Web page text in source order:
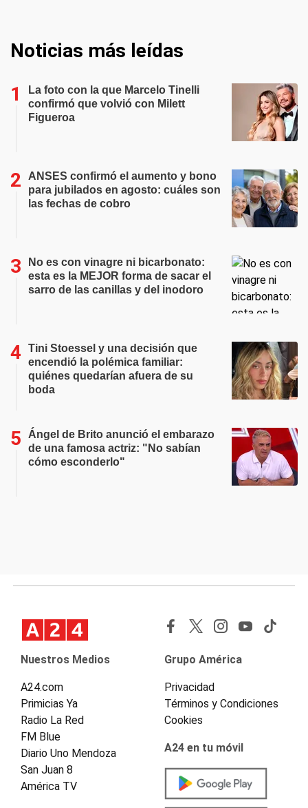
Noticias más leídas
La foto con la que Marcelo Tinelli
confirmó que volvió con Milett
Figueroa
ANSES confirmó el aumento y bono
para jubilados en agosto: cuáles son
las fechas de cobro
No es con vinagre ni bicarbonato:
esta es la MEJOR forma de sacar el
sarro de las canillas y del inodoro
Tini Stoessel y una decisión que
encendió la polémica familiar:
quiénes quedarían afuera de su
boda
Ángel de Brito anunció el embarazo
de una famosa actriz: "No sabían
cómo esconderlo"
Nuestros Medios
A24.com
Primicias Ya
Radio La Red
FM Blue
Diario Uno Mendoza
San Juan 8
América TV
Grupo América
Privacidad
Términos y Condiciones
Cookies
A24 en tu móvil